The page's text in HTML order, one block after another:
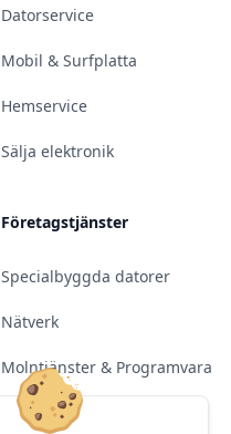
Datorservice
Mobil & Surfplatta
Hemservice
Sälja elektronik
Företagstjänster
Specialbyggda datorer
Nätverk
Molntjänster & Programvara
Server & Backup